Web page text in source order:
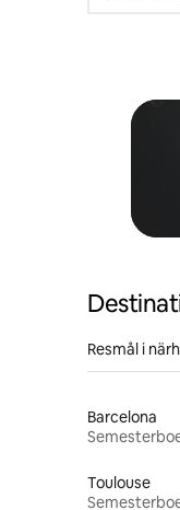
Resmål i
Barcelona
Toulouse